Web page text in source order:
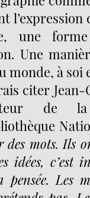
l’expression
une
Une
monde, à soi
citer Jean-
de la
des mots. Ils
idées, c’est
pensée. Les